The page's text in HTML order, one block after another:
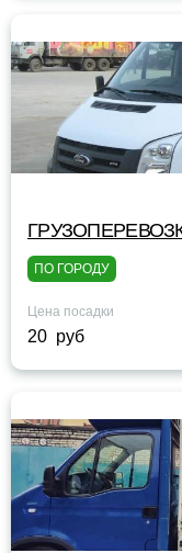
ПО ГОРОДУ
Цена посадки
20 руб